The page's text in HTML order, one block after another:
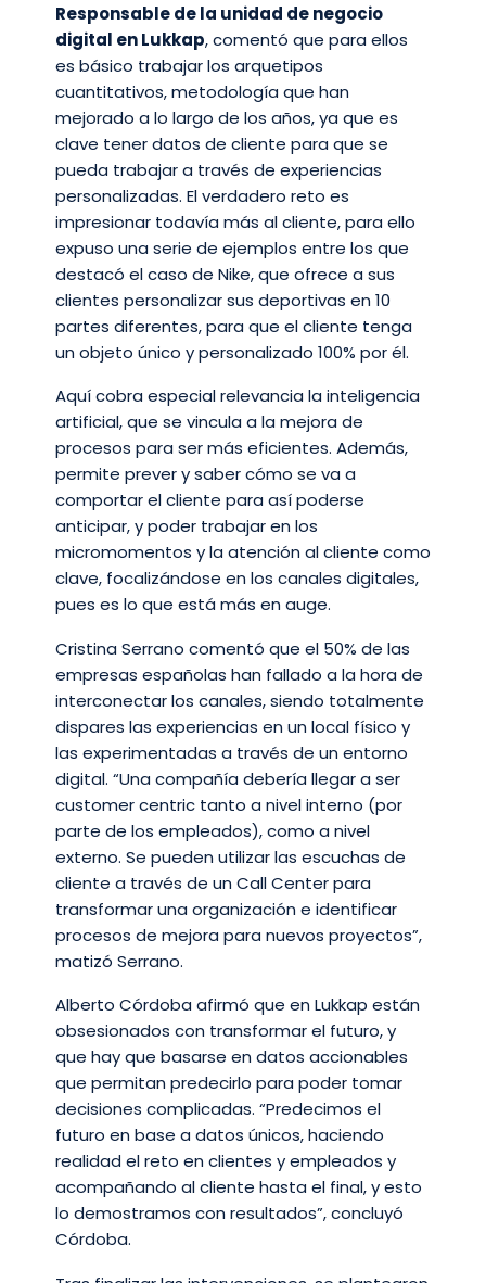
Responsable de la unidad de negocio
digital en Lukkap, comentó que para ellos
es básico trabajar los arquetipos
cuantitativos, metodología que han
mejorado a lo largo de los años, ya que es
clave tener datos de cliente para que se
pueda trabajar a través de experiencias
personalizadas. El verdadero reto es
impresionar todavía más al cliente, para ello
expuso una serie de ejemplos entre los que
destacó el caso de Nike, que ofrece a sus
clientes personalizar sus deportivas en 10
partes diferentes, para que el cliente tenga
un objeto único y personalizado 100% por él.
Aquí cobra especial relevancia la inteligencia
artificial, que se vincula a la mejora de
procesos para ser más eficientes. Además,
permite prever y saber cómo se va a
comportar el cliente para así poderse
anticipar, y poder trabajar en los
micromomentos y la atención al cliente como
clave, focalizándose en los canales digitales,
pues es lo que está más en auge.
Cristina Serrano comentó que el 50% de las
empresas españolas han fallado a la hora de
interconectar los canales, siendo totalmente
dispares las experiencias en un local físico y
las experimentadas a través de un entorno
digital. “Una compañía debería llegar a ser
customer centric tanto a nivel interno (por
parte de los empleados), como a nivel
externo. Se pueden utilizar las escuchas de
cliente a través de un Call Center para
transformar una organización e identificar
procesos de mejora para nuevos proyectos”,
matizó Serrano.
Alberto Córdoba afirmó que en Lukkap están
obsesionados con transformar el futuro, y
que hay que basarse en datos accionables
que permitan predecirlo para poder tomar
decisiones complicadas. “Predecimos el
futuro en base a datos únicos, haciendo
realidad el reto en clientes y empleados y
acompañando al cliente hasta el final, y esto
lo demostramos con resultados”, concluyó
Córdoba.